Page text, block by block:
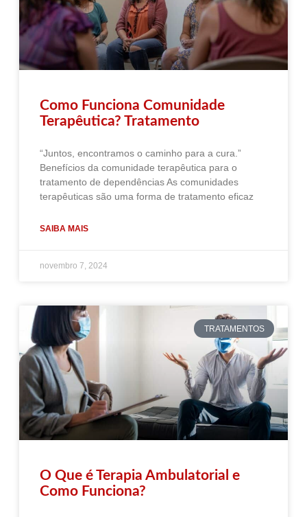
Como Funciona Comunidade
Terapêutica? Tratamento
“Juntos, encontramos o caminho para a cura.”
Benefícios da comunidade terapêutica para o
tratamento de dependências As comunidades
terapêuticas são uma forma de tratamento eficaz
SAIBA MAIS
novembro 7, 2024
TRATAMENTOS
O Que é Terapia Ambulatorial e
Como Funciona?